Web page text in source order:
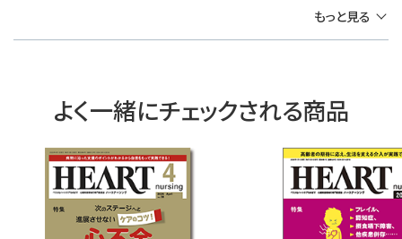
もっと見る
よく一緒にチェックされる商品